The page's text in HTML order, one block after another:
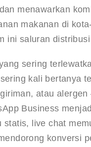
menawarkan
makanan di
ini saluran
sering
kali bertanya
atau
Business
statis, live chat
konversi